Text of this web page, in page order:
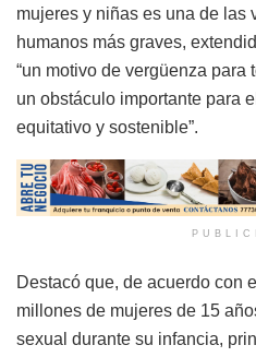
mujeres y niñas es una de las
humanos más graves,
“un motivo de vergüenza
un obstáculo importante para
equitativo y sostenible”.
Destacó que, de acuerdo con
millones de mujeres de 15
sexual durante su infancia,